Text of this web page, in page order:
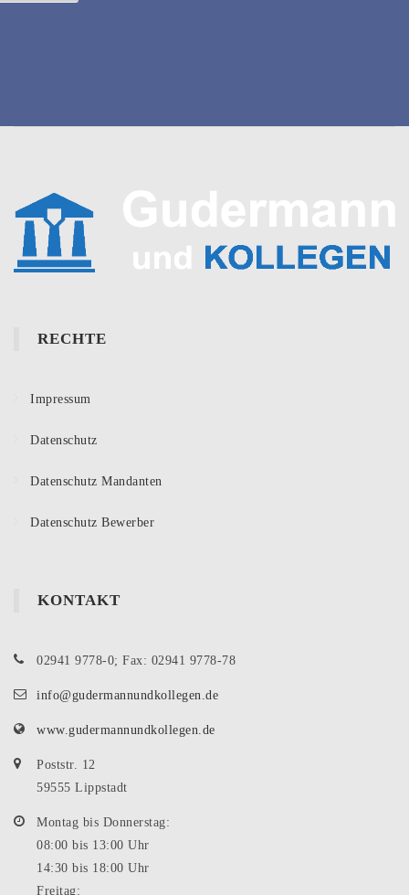
RECHTE
Impressum
Datenschutz
Datenschutz Mandanten
Datenschutz Bewerber
KONTAKT
02941 9778-0; Fax: 02941 9778-78
info@gudermannundkollegen.de
www.gudermannundkollegen.de
Poststr. 12
59555 Lippstadt
Montag bis Donnerstag:
08:00 bis 13:00 Uhr
14:30 bis 18:00 Uhr
Freitag: